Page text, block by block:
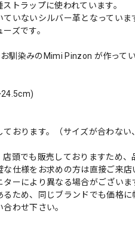
トラップに使われています。
いないシルバー革となっていま
ズです。
馴染みのMimi Pinzon が作って
ております。（サイズが合わな
頭でも販売しておりますため、
な仕様をお求めの方は直接ご来店
ーにより異なる場合がございま
ため、同じブランドでも価格に
わせ下さい。